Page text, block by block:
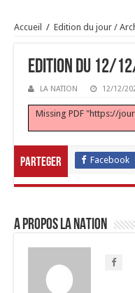
Accueil / Edition du jour /
Edition du 12/
LA NATION 12/12/
Missing PDF "https://
Parteger Facebook
A propos LA NATION